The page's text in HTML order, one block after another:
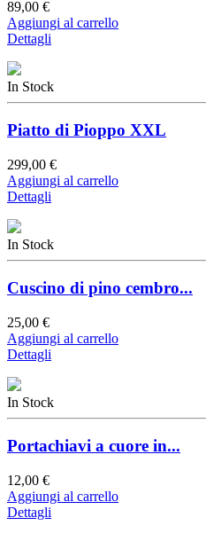
89,00 €
Aggiungi al carrello
Dettagli
In Stock
Piatto di Pioppo XXL
299,00 €
Aggiungi al carrello
Dettagli
In Stock
Cuscino di pino cembro...
25,00 €
Aggiungi al carrello
Dettagli
In Stock
Portachiavi a cuore in...
12,00 €
Aggiungi al carrello
Dettagli